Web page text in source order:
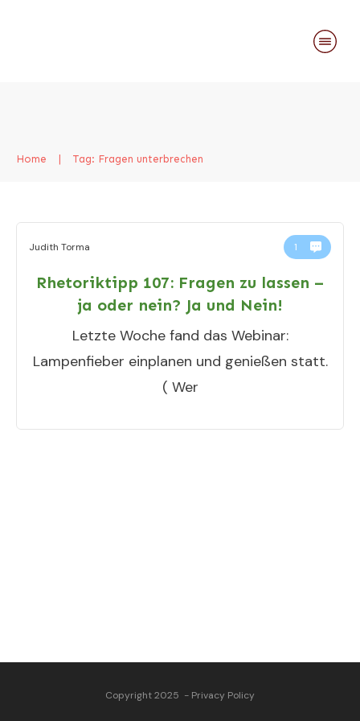
Home Tag: Fragen unterbrechen
Judith Torma 1
Rhetoriktipp 107: Fragen zu lassen –
ja oder nein? Ja und Nein!
Letzte Woche fand das Webinar:
Lampenfieber einplanen und genießen statt.
( Wer
Copyright 2025 - Privacy Policy